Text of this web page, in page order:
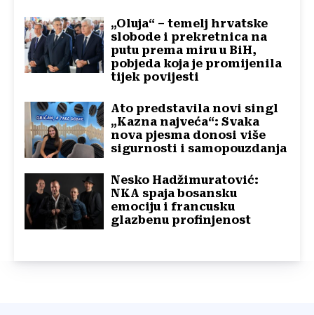
„Oluja“ – temelj hrvatske
slobode i prekretnica na
putu prema miru u BiH,
pobjeda koja je promijenila
tijek povijesti
Ato predstavila novi singl
„Kazna najveća“: Svaka
nova pjesma donosi više
sigurnosti i samopouzdanja
Nesko Hadžimuratović:
NKA spaja bosansku
emociju i francusku
glazbenu profinjenost